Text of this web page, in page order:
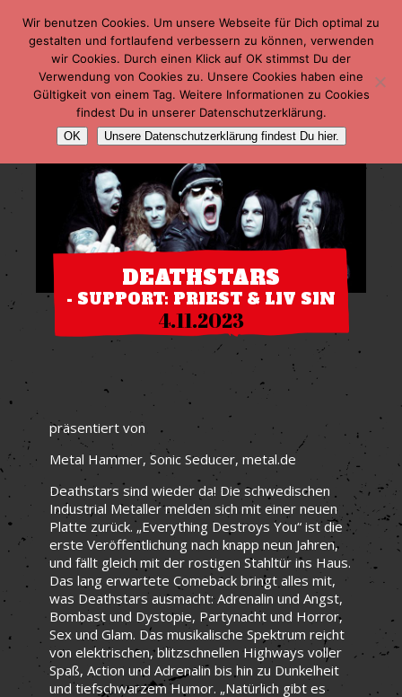
DEATHSTARS
- SUPPORT: PRIEST & LIV SIN
4.11.2023
präsentiert von
Metal Hammer, Sonic Seducer, metal.de
Deathstars sind wieder da! Die schwedischen
Industrial Metaller melden sich mit einer neuen
Platte zurück. „Everything Destroys You“ ist die
erste Veröffentlichung nach knapp neun Jahren,
und fällt gleich mit der rostigen Stahltür ins Haus.
Das lang erwartete Comeback bringt alles mit,
was Deathstars ausmacht: Adrenalin und Angst,
Bombast und Dystopie, Partynacht und Horror,
Sex und Glam. Das musikalische Spektrum reicht
von elektrischen, blitzschnellen Highways voller
Spaß, Action und Adrenalin bis hin zu Dunkelheit
und tiefschwarzem Humor. „Natürlich gibt es
Wir benutzen Cookies. Um unsere Webseite für Dich optimal zu
gestalten und fortlaufend verbessern zu können, verwenden
wir Cookies. Durch einen Klick auf OK stimmst Du der
Verwendung von Cookies zu. Unsere Cookies haben eine
Gültigkeit von einem Tag. Weitere Informationen zu Cookies
findest Du in unserer Datenschutzerklärung.
OK Unsere Datenschutzerklärung findest Du hier.